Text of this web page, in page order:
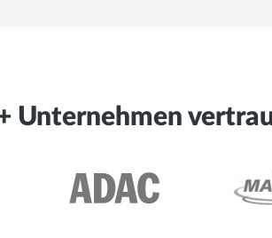
Unternehmen